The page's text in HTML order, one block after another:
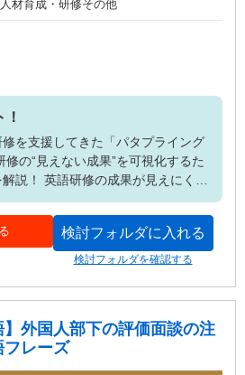
材育成・研修その他
を支援してきた「パタプライング
修の“見えない成果”を可視化するた
説！ 英語研修の成果が見えにくい
動変化を基準に成果を見る視点を
提案など、業務フローごとの行動指
続・自己効力感・アウトプット機会
検討フォルダに入れる
検討フォルダを確認する
】外国人部下の評価面談の注
フレーズ